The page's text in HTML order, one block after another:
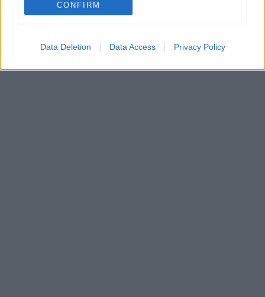
CONFIRM
Data Deletion Data Access Privacy Policy